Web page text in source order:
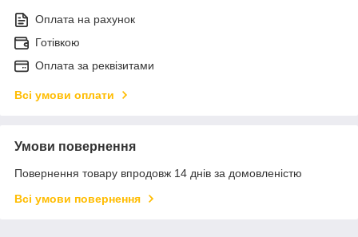
Оплата на рахунок
Готівкою
Оплата за реквізитами
Всі умови оплати
Умови повернення
Повернення товару впродовж 14 днів за домовленістю
Всі умови повернення